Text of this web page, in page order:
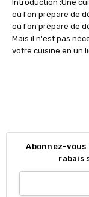
Introduction :Une
où l'on prépare de
où l'on prépare de
Mais il n'est pas
votre cuisine en un
Abonnez-
rabais